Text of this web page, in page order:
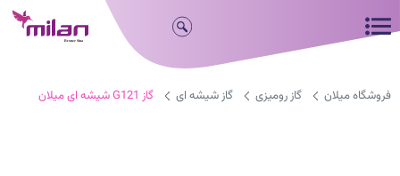
فروشگاه میلان گاز رومیزی گاز شیشه ای گاز G121 شیشه ای میلان